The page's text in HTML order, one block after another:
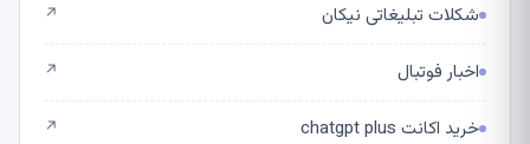
شکلات تبلیغاتی نیکان ↗
اخبار فوتبال ↗
خرید اکانت chatgpt plus ↗